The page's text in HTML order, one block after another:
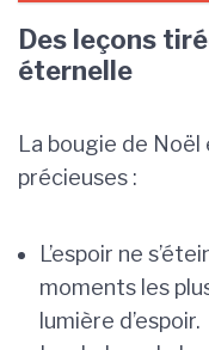
Des leçons
éternelle
La bougie de
précieuses :
L’espoir ne
moments les
lumière d’espoir.